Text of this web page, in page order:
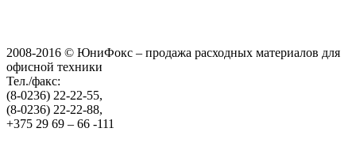
2008-2016 © ЮниФокс – продажа расходных материалов для
офисной техники
Тел./факс:
(8-0236) 22-22-55,
(8-0236) 22-22-88,
+375 29 69 – 66 -111